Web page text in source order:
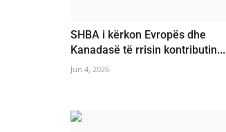
SHBA i kërkon Evropës dhe
Kanadasë të rrisin kontributin...
Jun 4, 2026